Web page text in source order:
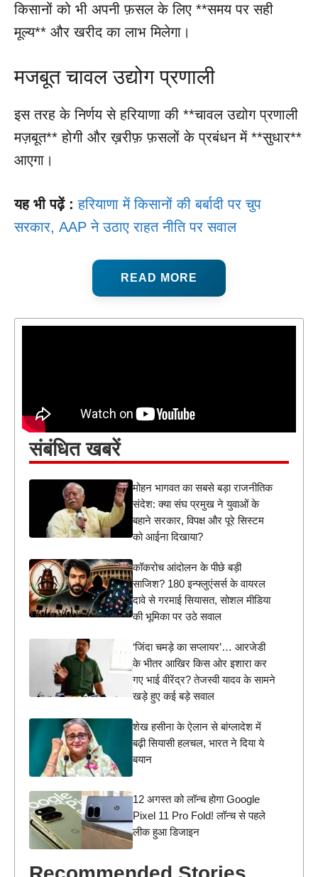
किसानों को भी अपनी फ़सल के लिए **समय पर सही
मूल्य** और खरीद का लाभ मिलेगा।
मजबूत चावल उद्योग प्रणाली
इस तरह के निर्णय से हरियाणा की **चावल उद्योग प्रणाली
मज़बूत** होगी और ख़रीफ़ फ़सलों के प्रबंधन में **सुधार**
आएगा।
यह भी पढ़ें :हरियाणा में किसानों की बर्बादी पर चुप
सरकार, AAP ने उठाए राहत नीति पर सवाल
READ MORE
संबंधित खबरें
मोहन भागवत का सबसे बड़ा राजनीतिक
संदेश: क्या संघ प्रमुख ने युवाओं के
बहाने सरकार, विपक्ष और पूरे सिस्टम
को आईना दिखाया?
कॉकरोच आंदोलन के पीछे बड़ी
साजिश? 180 इन्फ्लुएंसर्स के वायरल
दावे से गरमाई सियासत, सोशल मीडिया
की भूमिका पर उठे सवाल
‘जिंदा चमड़े का सप्लायर’… आरजेडी
के भीतर आखिर किस ओर इशारा कर
गए भाई वीरेंद्र? तेजस्वी यादव के सामने
खड़े हुए कई बड़े सवाल
शेख हसीना के ऐलान से बांग्लादेश में
बढ़ी सियासी हलचल, भारत ने दिया ये
बयान
12 अगस्त को लॉन्च होगा Google
Pixel 11 Pro Fold! लॉन्च से पहले
लीक हुआ डिजाइन